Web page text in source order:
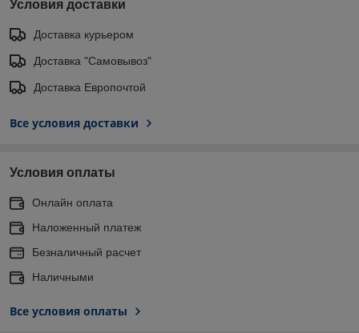
Условия доставки
Доставка курьером
Доставка "Самовывоз"
Доставка Европочтой
Все условия доставки
Условия оплаты
Онлайн оплата
Наложенный платеж
Безналичный расчет
Наличными
Все условия оплаты